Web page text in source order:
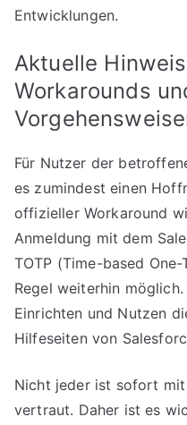
Entwicklungen.
Aktuelle
Workarounds
Für Nutzer der
es zumindest einen
offizieller Workaround
Anmeldung mit dem
TOTP (Time-based
Regel weiterhin
Einrichten und Nutzen
Hilfeseiten von
Nicht jeder ist sofort
vertraut. Daher ist es